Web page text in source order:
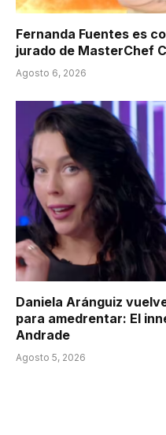
Fernanda Fuentes es
jurado de MasterChef
Agosto 6, 2026
Daniela Aránguiz
para amedrentar: El
Andrade
Agosto 5, 2026